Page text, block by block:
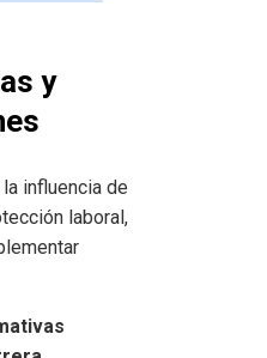
y
influencia de
laboral,